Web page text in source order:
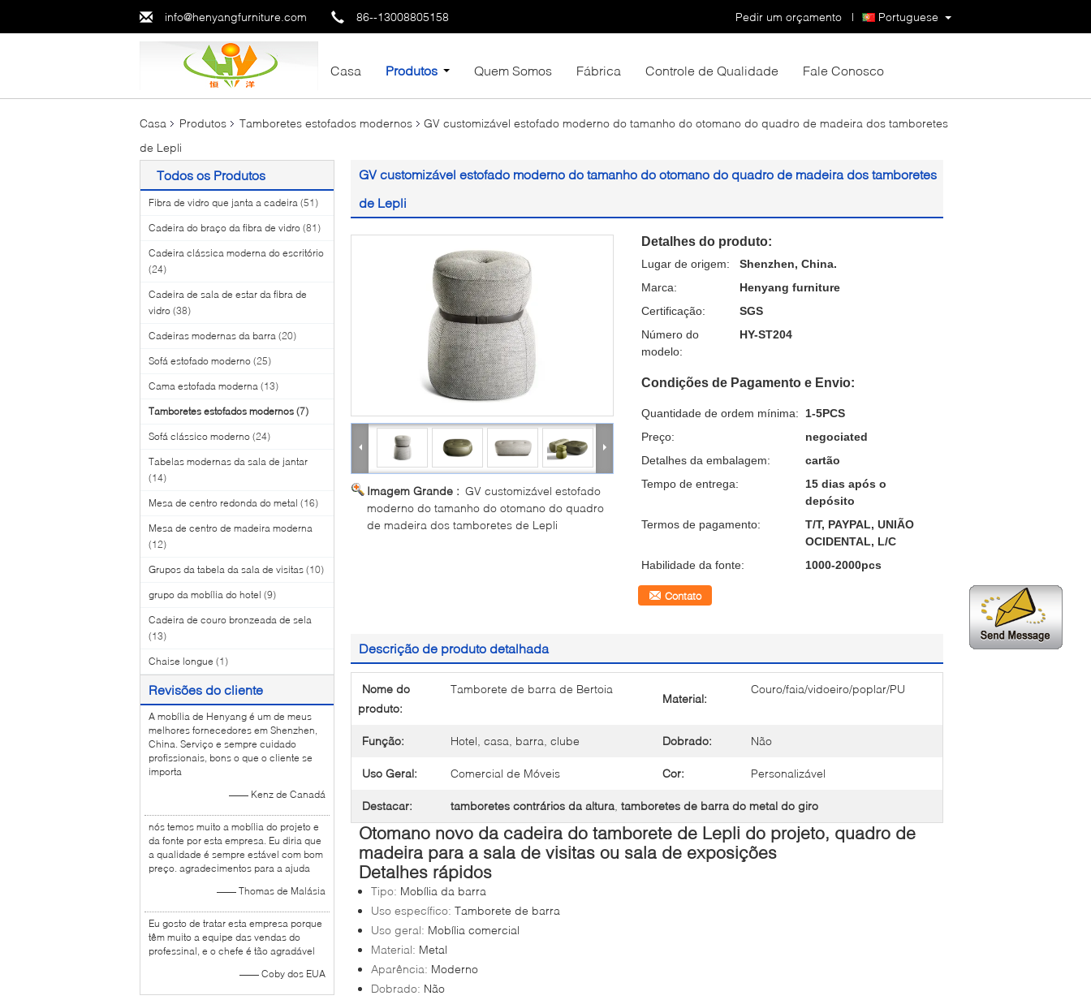
info@henyangfurniture.com 86--13008805158 Portuguese
Pedir um orçamento |
Casa Produtos Quem Somos Fábrica Controle de Qualidade Fale Conosco
Casa Produtos Tamboretes estofados modernos
GV customizável estofado moderno do tamanho do otomano do quadro de madeira dos tamboretes
de Lepli
Todos os Produtos
Fibra de vidro que janta a cadeira (51)
Cadeira do braço da fibra de vidro (81)
Cadeira clássica moderna do escritório
(24)
Cadeira de sala de estar da fibra de
vidro (38)
Cadeiras modernas da barra (20)
Sofá estofado moderno (25)
Cama estofada moderna (13)
Tamboretes estofados modernos (7)
Sofá clássico moderno (24)
Tabelas modernas da sala de jantar
(14)
Mesa de centro redonda do metal (16)
Mesa de centro de madeira moderna
(12)
Grupos da tabela da sala de visitas (10)
grupo da mobília do hotel (9)
Cadeira de couro bronzeada de sela
(13)
Chaise longue (1)
Revisões do cliente
A mobília de Henyang é um de meus
melhores fornecedores em Shenzhen,
China. Serviço e sempre cuidado
profissionais, bons o que o cliente se
importa
—— Kenz de Canadá
nós temos muito a mobília do projeto e
da fonte por esta empresa. Eu diria que
a qualidade é sempre estável com bom
preço. agradecimentos para a ajuda
—— Thomas de Malásia
Eu gosto de tratar esta empresa porque
têm muito a equipe das vendas do
professinal, e o chefe é tão agradável
—— Coby dos EUA
GV customizável estofado moderno do tamanho do otomano do quadro de madeira dos tamboretes
de Lepli
Imagem Grande : GV customizável estofado
moderno do tamanho do otomano do quadro
de madeira dos tamboretes de Lepli
Detalhes do produto:
Lugar de origem:
Shenzhen, China.
Marca:
Henyang furniture
Certificação:
SGS
Número do
modelo:
HY-ST204
Condições de Pagamento e Envio:
Quantidade de ordem mínima:
1-5PCS
Preço:
negociated
Detalhes da embalagem:
cartão
Tempo de entrega:
15 dias após o
depósito
Termos de pagamento:
T/T, PAYPAL, UNIÃO
OCIDENTAL, L/C
Habilidade da fonte:
1000-2000pcs
Contato
Descrição de produto detalhada
Nome do
produto:
Tamborete de barra de Bertoia
Material:
Couro/faia/vidoeiro/poplar/PU
Função: Hotel, casa, barra, clube Dobrado: Não
Uso Geral: Comercial de Móveis Cor: Personalizável
Destacar: tamboretes contrários da altura tamboretes de barra do metal do giro
Otomano novo da cadeira do tamborete de Lepli do projeto, quadro de
madeira para a sala de visitas ou sala de exposições
Detalhes rápidos
Tipo: Mobília da barra
Uso específico: Tamborete de barra
Uso geral: Mobília comercial
Material: Metal
Aparência: Moderno
Dobrado: Não